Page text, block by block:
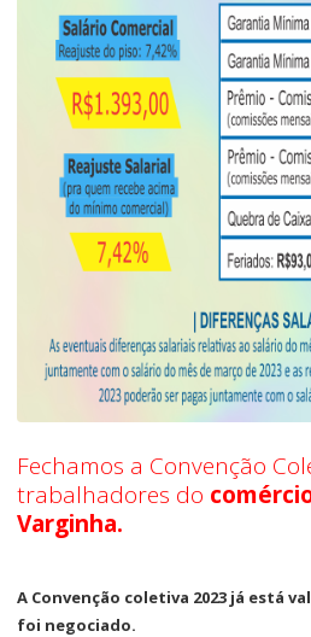
Fechamos a Convenção
trabalhadores do
Varginha.
A Convenção coletiva 2023 já está
foi negociado.